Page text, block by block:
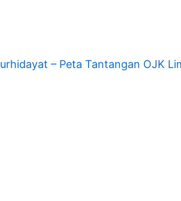
– Peta Tantangan OJK